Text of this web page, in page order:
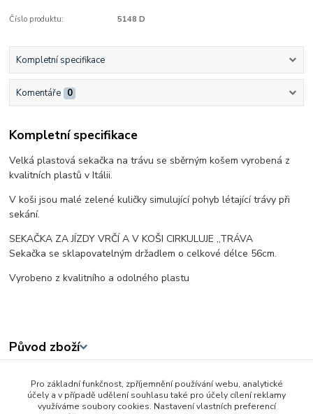
Číslo produktu: 5148 D
Kompletní specifikace
Komentáře 0
Kompletní specifikace
Velká plastová sekačka na trávu se sběrným košem vyrobená z
kvalitních plastů v Itálii.
V koši jsou malé zelené kuličky simulující pohyb létající trávy při
sekání.
SEKAČKA ZA JÍZDY VRČÍ A V KOŠI CIRKULUJE ,,TRÁVA
Sekačka se sklapovatelným držadlem o celkové délce 56cm.
Vyrobeno z kvalitního a odolného plastu
Původ zboží
Zboží zařazeno v kategoriích
Pro základní funkčnost, zpříjemnění používání webu, analytické
účely a v případě udělení souhlasu také pro účely cílení reklamy
využíváme soubory cookies. Nastavení vlastních preferencí